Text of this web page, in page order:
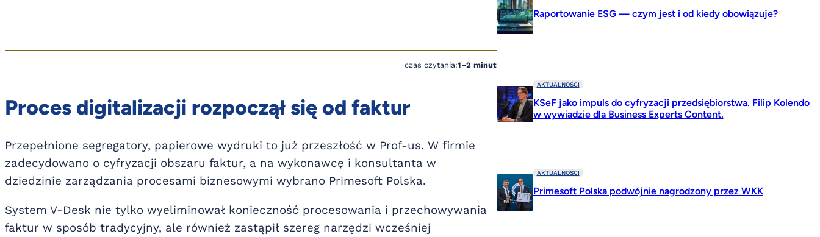
czas czytania:1–2 minut
Proces digitalizacji rozpoczął się od faktur
Przepełnione segregatory, papierowe wydruki to już przeszłość w Prof-us. W firmie
zadecydowano o cyfryzacji obszaru faktur, a na wykonawcę i konsultanta w
dziedzinie zarządzania procesami biznesowymi wybrano Primesoft Polska.
System V-Desk nie tylko wyeliminował konieczność procesowania i przechowywania
faktur w sposób tradycyjny, ale również zastąpił szereg narzędzi wcześniej
Raportowanie ESG — czym jest i od kiedy obowiązuje?
AKTUALNOŚCI
KSeF jako impuls do cyfryzacji przedsiębiorstwa. Filip Kolendo
w wywiadzie dla Business Experts Content.
AKTUALNOŚCI
Primesoft Polska podwójnie nagrodzony przez WKK